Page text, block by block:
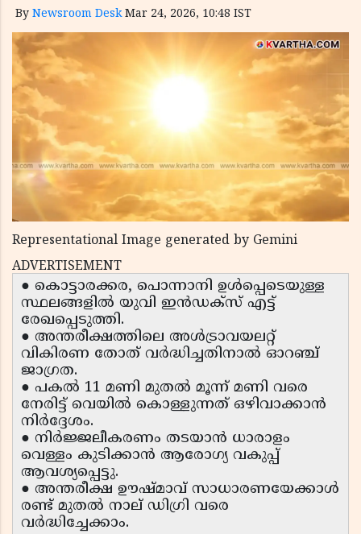
By Newsroom Desk Mar 24, 2026, 10:48 IST
Representational Image generated by Gemini
ADVERTISEMENT
● കൊട്ടാരക്കര, പൊന്നാനി ഉൾപ്പെടെയുള്ള
സ്ഥലങ്ങളിൽ യുവി ഇൻഡക്സ് എട്ട്
രേഖപ്പെടുത്തി.
● അന്തരീക്ഷത്തിലെ അൾട്രാവയലറ്റ്
വികിരണ തോത് വർദ്ധിച്ചതിനാൽ ഓറഞ്ച്
ജാഗ്രത.
● പകൽ 11 മണി മുതൽ മൂന്ന് മണി വരെ
നേരിട്ട് വെയിൽ കൊള്ളുന്നത് ഒഴിവാക്കാൻ
നിർദ്ദേശം.
● നിർജ്ജലീകരണം തടയാൻ ധാരാളം
വെള്ളം കുടിക്കാൻ ആരോഗ്യ വകുപ്പ്
ആവശ്യപ്പെട്ടു.
● അന്തരീക്ഷ ഊഷ്മാവ് സാധാരണയേക്കാൾ
രണ്ട് മുതൽ നാല് ഡിഗ്രി വരെ
വർദ്ധിച്ചേക്കാം.